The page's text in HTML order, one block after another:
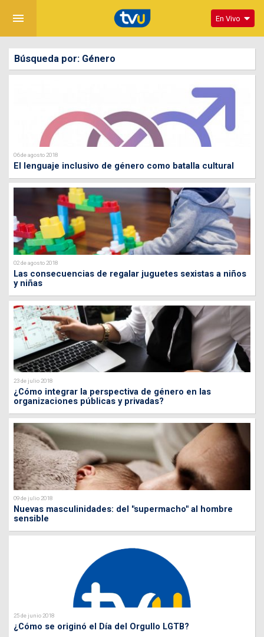
menu En Vivo
Búsqueda por: Género
06 de agosto 2018
El lenguaje inclusivo de género como batalla cultural
02 de agosto 2018
Las consecuencias de regalar juguetes sexistas a niños
y niñas
23 de julio 2018
¿Cómo integrar la perspectiva de género en las
organizaciones públicas y privadas?
09 de julio 2018
Nuevas masculinidades: del "supermacho" al hombre
sensible
25 de junio 2018
¿Cómo se originó el Día del Orgullo LGTB?